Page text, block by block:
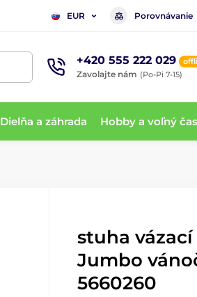
EUR Porovnávanie
+420 555 222 029
Zavolajte nám (Po-Pi 7-15)
Dielňa a záhrada Hobby a voľný čas
stuha
Jumbo
5660260